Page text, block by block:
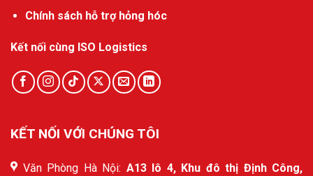
Chính sách hỗ trợ hỏng hóc
Kết nối cùng ISO Logistics
KẾT NỐI VỚI CHÚNG TÔI
Văn Phòng Hà Nội: A13 lô 4, Khu đô thị Định Công,